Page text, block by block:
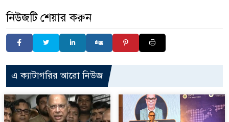
নিউজটি শেয়ার করুন
এ ক্যাটাগরির আরো নিউজ